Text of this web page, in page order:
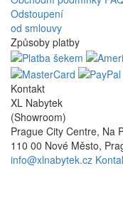
Odstoupení
od smlouvy
Způsoby platby
Kontakt
XL Nabytek
(Showroom)
Prague City Centre, Na
110 00 Nové Město,
info@xlnabytek.cz